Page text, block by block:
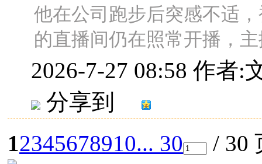
他在公司跑步后突感不适
的直播间仍在照常开播，
2026-7-27 08:58 作者:
分享到
12345678910... 30 / 30